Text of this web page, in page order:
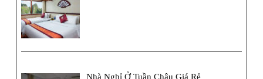
Nhà Nghỉ Ở Tuần Châu Giá Rẻ